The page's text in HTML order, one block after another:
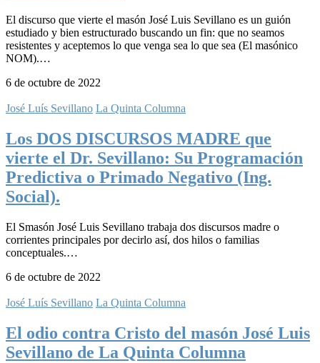
El discurso que vierte el masón José Luis Sevillano es un guión
estudiado y bien estructurado buscando un fin: que no seamos
resistentes y aceptemos lo que venga sea lo que sea (El masónico
NOM).…
6 de octubre de 2022
José Luís Sevillano La Quinta Columna
Los DOS DISCURSOS MADRE que
vierte el Dr. Sevillano: Su Programación
Predictiva o Primado Negativo (Ing.
Social).
El Smasón José Luis Sevillano trabaja dos discursos madre o
corrientes principales por decirlo así, dos hilos o familias
conceptuales.…
6 de octubre de 2022
José Luís Sevillano La Quinta Columna
El odio contra Cristo del masón José Luis
Sevillano de La Quinta Columna